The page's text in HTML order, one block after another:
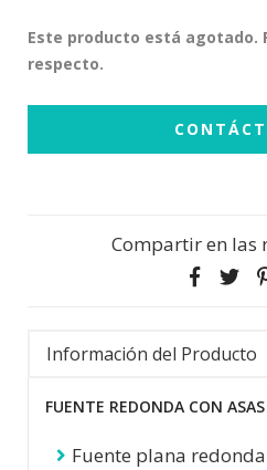
Este producto está agotado.
respecto.
Compartir en las
Información del Producto
FUENTE REDONDA CON ASAS
Fuente plana